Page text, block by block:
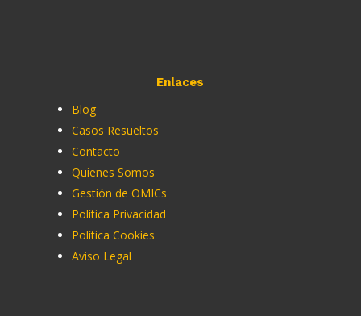
Enlaces
Blog
Casos Resueltos
Contacto
Quienes Somos
Gestión de OMICs
Política Privacidad
Política Cookies
Aviso Legal